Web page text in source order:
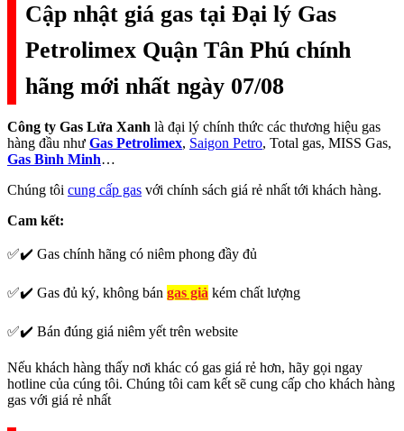
Cập nhật giá gas tại Đại lý Gas
Petrolimex Quận Tân Phú chính
hãng mới nhất ngày 07/08
Công ty Gas Lửa Xanh là đại lý chính thức các thương hiệu gas
hàng đầu như Gas Petrolimex, Saigon Petro, Total gas, MISS Gas,
Gas Bình Minh…
Chúng tôi cung cấp gas với chính sách giá rẻ nhất tới khách hàng.
Cam kết:
✅✔️ Gas chính hãng có niêm phong đầy đủ
✅✔️ Gas đủ ký, không bán gas giả kém chất lượng
✅✔️ Bán đúng giá niêm yết trên website
Nếu khách hàng thấy nơi khác có gas giá rẻ hơn, hãy gọi ngay
hotline của cúng tôi. Chúng tôi cam kết sẽ cung cấp cho khách hàng
gas với giá rẻ nhất